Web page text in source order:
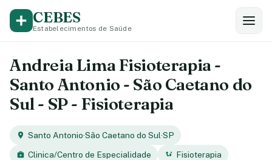
CEBES
Estabelecimentos de Saúde
Andreia Lima Fisioterapia -
Santo Antonio - São Caetano do
Sul - SP - Fisioterapia
Santo Antonio·São Caetano do Sul·SP
Clinica/Centro de Especialidade
Fisioterapia